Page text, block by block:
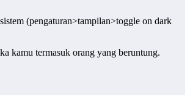
(pengaturan>tampilan>toggle on dark
kamu termasuk orang yang beruntung.